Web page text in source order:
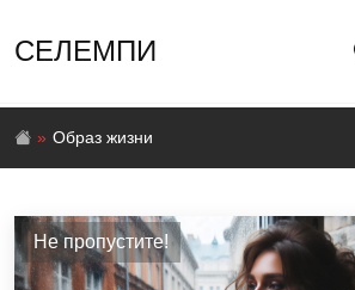
СЕЛЕМПИ
Образ жизни
Образ
жизни
Не пропустите!